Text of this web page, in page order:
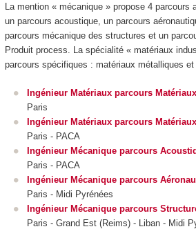
La mention « mécanique » propose 4 parcours
un parcours acoustique, un parcours
parcours mécanique des structures et un
Produit process. La spécialité « matériaux
parcours spécifiques : matériaux métalliques
Ingénieur Matériaux parcours
Paris
Ingénieur Matériaux parcours
Paris - PACA
Ingénieur Mécanique parcours
Paris - PACA
Ingénieur Mécanique parcours
Paris - Midi Pyrénées
Ingénieur Mécanique parcours
Paris - Grand Est (Reims) - Liban - Midi